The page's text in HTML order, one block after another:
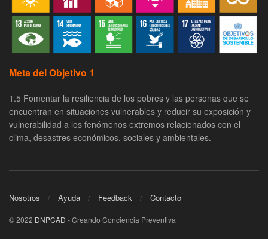
Meta del Objetivo 1
1.5 Fomentar la resiliencia de los pobres y las personas que se
encuentran en situaciones vulnerables y reducir su exposición y
vulnerabilidad a los fenómenos extremos relacionados con el
clima, desastres económicos, sociales y ambientales.
Nosotros Ayuda Feedback Contacto
© 2022 DNPCAD - Creando Conciencia Preventiva